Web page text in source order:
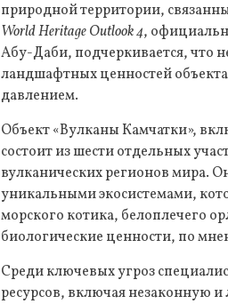
природной территории,
World Heritage Outlook 4,
Абу-Даби, подчеркивается, что
ландшафтных ценностей
давлением.
Объект «Вулканы Камчатки»,
состоит из шести отдельных
вулканических регионов мира.
уникальными экосистемами,
морского котика, белоплечего
биологические ценности, по
Среди ключевых угроз
ресурсов, включая незаконную